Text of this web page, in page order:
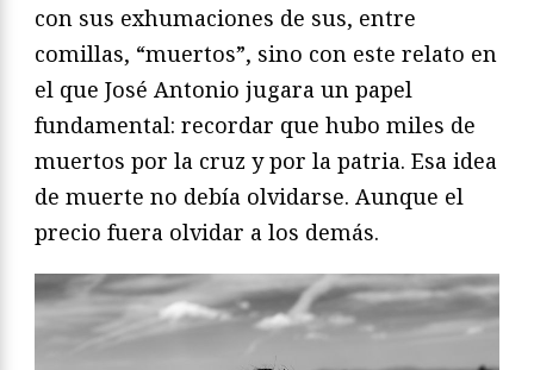
con sus exhumaciones de sus, entre
comillas, “muertos”, sino con este relato en
el que José Antonio jugara un papel
fundamental: recordar que hubo miles de
muertos por la cruz y por la patria. Esa idea
de muerte no debía olvidarse. Aunque el
precio fuera olvidar a los demás.